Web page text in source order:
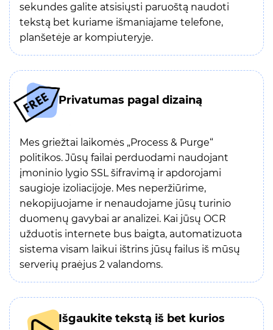
sekundes galite atsisiųsti paruoštą naudoti
tekstą bet kuriame išmaniajame telefone,
planšetėje ar kompiuteryje.
Privatumas pagal dizainą
Mes griežtai laikomės „Process & Purge“
politikos. Jūsų failai perduodami naudojant
įmoninio lygio SSL šifravimą ir apdorojami
saugioje izoliacijoje. Mes neperžiūrime,
nekopijuojame ir nenaudojame jūsų turinio
duomenų gavybai ar analizei. Kai jūsų OCR
užduotis internete bus baigta, automatizuota
sistema visam laikui ištrins jūsų failus iš mūsų
serverių praėjus 2 valandoms.
Išgaukite tekstą iš bet kurios